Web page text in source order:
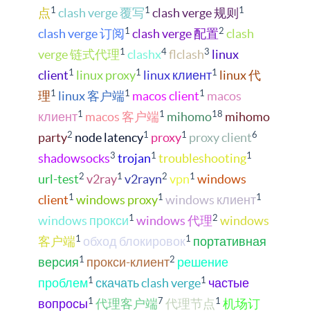
点1 clash verge 覆写1 clash verge 规则 1
clash verge 订阅1 clash verge 配置2 clash
verge 链式代理1 clashx4 flclash3 linux
client1 linux proxy1 linux клиент1 linux 代
理1 linux 客户端1 macos client1 macos
клиент1 macos 客户端1 mihomo18 mihomo
party2 node latency1 proxy1 proxy client6
shadowsocks3 trojan1 troubleshooting1
url-test2 v2ray1 v2rayn2 vpn1 windows
client1 windows proxy1 windows клиент1
windows прокси1 windows 代理2 windows
客户端1 обход блокировок1 портативная
версия1 прокси-клиент2 решение
проблем1 скачать clash verge1 частые
вопросы1 代理客户端7 代理节点 1 机场订